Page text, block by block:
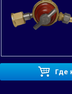
Где